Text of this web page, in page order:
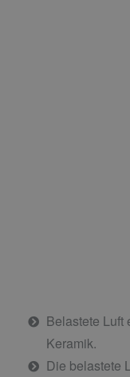
Belastete Luft
Keramik.
Die belastete